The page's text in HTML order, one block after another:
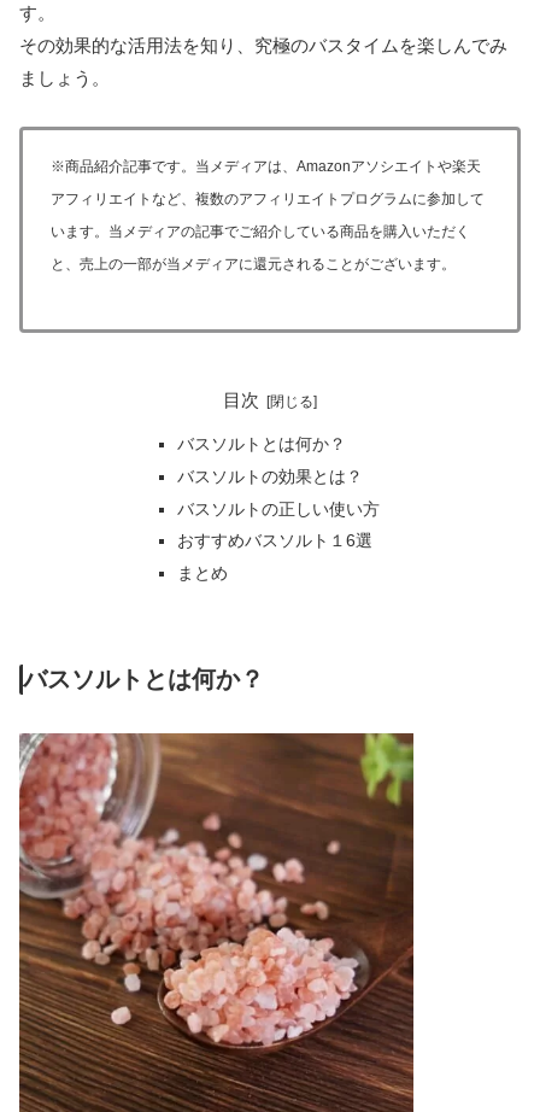
す。
その効果的な活用法を知り、究極のバスタイムを楽しんでみ
ましょう。
※商品紹介記事です。当メディアは、Amazonアソシエイトや楽天
アフィリエイトなど、複数のアフィリエイトプログラムに参加して
います。当メディアの記事でご紹介している商品を購入いただく
と、売上の一部が当メディアに還元されることがございます。
目次
バスソルトとは何か？
バスソルトの効果とは？
バスソルトの正しい使い方
おすすめバスソルト１6選
まとめ
バスソルトとは何か？